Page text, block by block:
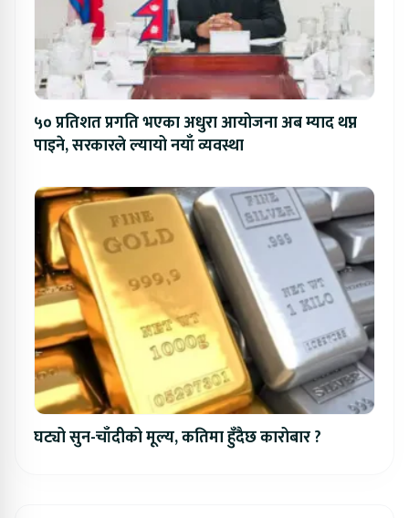
५० प्रतिशत प्रगति भएका अधुरा आयोजना अब म्याद थप्न
पाइने, सरकारले ल्यायो नयाँ व्यवस्था
घट्यो सुन-चाँदीको मूल्य, कतिमा हुँदैछ कारोबार ?